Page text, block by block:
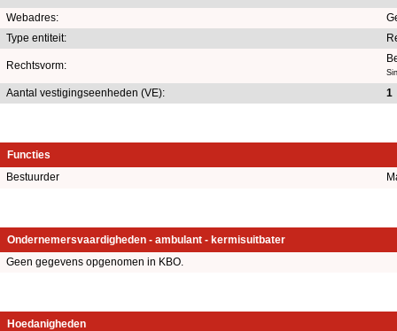
Webadres:
Type entiteit:
Rechtsvorm:
Aantal vestigingseenheden (VE): 1
Functies
Bestuurder
Ondernemersvaardigheden - ambulant - kermisuitbater
Geen gegevens opgenomen in KBO.
Hoedanigheden